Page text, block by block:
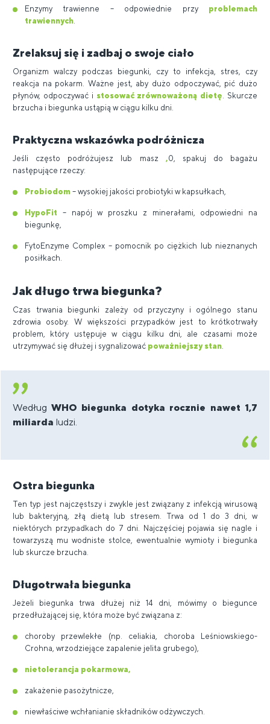
Enzymy trawienne – odpowiednie przy problemach
trawiennych.
Zrelaksuj się i zadbaj o swoje ciało
Organizm walczy podczas biegunki, czy to infekcja, stres, czy
reakcja na pokarm. Ważne jest, aby dużo odpoczywać, pić dużo
płynów, odpoczywać i stosować zrównoważoną dietę. Skurcze
brzucha i biegunka ustąpią w ciągu kilku dni.
Praktyczna wskazówka podróżnicza
Jeśli często podróżujesz lub masz ,0, spakuj do bagażu
następujące rzeczy:
Probiodom – wysokiej jakości probiotyki w kapsułkach,
HypoFit – napój w proszku z minerałami, odpowiedni na
biegunkę,
FytoEnzyme Complex – pomocnik po ciężkich lub nieznanych
posiłkach.
Jak długo trwa biegunka?
Czas trwania biegunki zależy od przyczyny i ogólnego stanu
zdrowia osoby. W większości przypadków jest to krótkotrwały
problem, który ustępuje w ciągu kilku dni, ale czasami może
utrzymywać się dłużej i sygnalizować poważniejszy stan.
Według WHO biegunka dotyka rocznie nawet 1,7
miliarda ludzi.
Ostra biegunka
Ten typ jest najczęstszy i zwykle jest związany z infekcją wirusową
lub bakteryjną, złą dietą lub stresem. Trwa od 1 do 3 dni, w
niektórych przypadkach do 7 dni. Najczęściej pojawia się nagle i
towarzyszą mu wodniste stolce, ewentualnie wymioty i biegunka
lub skurcze brzucha.
Długotrwała biegunka
Jeżeli biegunka trwa dłużej niż 14 dni, mówimy o biegunce
przedłużającej się, która może być związana z:
choroby przewlekłe (np. celiakia, choroba Leśniowskiego-
Crohna, wrzodziejące zapalenie jelita grubego),
nietolerancja pokarmowa,
zakażenie pasożytnicze,
niewłaściwe wchłanianie składników odżywczych.